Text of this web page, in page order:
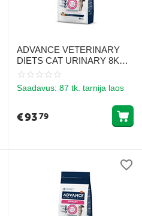
ADVANCE VETERINARY
DIETS CAT URINARY 8KG -
KASSIDELE KUSETEEDE
Saadavus: 87 tk. tarnija laos
€9379